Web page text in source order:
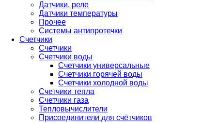
Датчики, реле
Датчики температуры
Прочее
Системы антипротечки
Счетчики
Счетчики
Счетчики воды
Счетчики универсальные
Счетчики горячей воды
Счетчики холодной воды
Счетчики тепла
Счетчики газа
Тепловычислители
Присоединители для счётчиков